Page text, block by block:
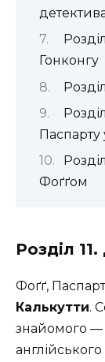
Гонконгу
Паспарту
Фоґґом
Розділ
Фоґґ,
Калькутти.
знайомого —